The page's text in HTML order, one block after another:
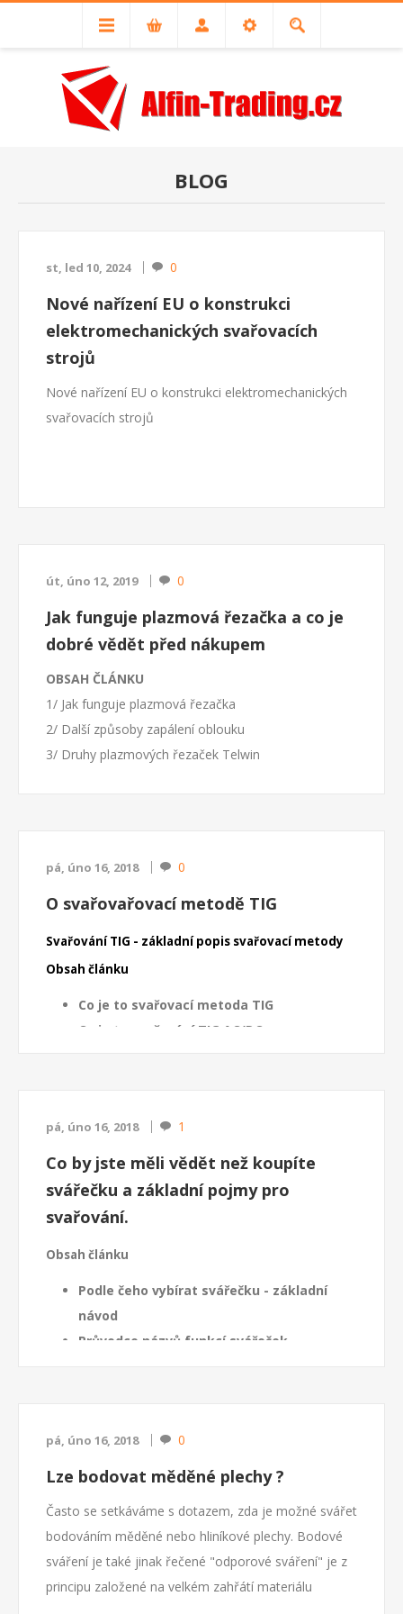
BLOG
st, led 10, 2024 0
Nové nařízení EU o konstrukci
elektromechanických svařovacích
strojů
Nové nařízení EU o konstrukci elektromechanických
svařovacích strojů
út, úno 12, 2019 0
Jak funguje plazmová řezačka a co je
dobré vědět před nákupem
OBSAH ČLÁNKU
1/ Jak funguje plazmová řezačka
2/ Další způsoby zapálení oblouku
3/ Druhy plazmových řezaček Telwin
Plazmová řezačka
pá, úno 16, 2018 0
O svařovařovací metodě TIG
Svařování TIG - základní popis svařovací metody
Obsah článku
Co je to svařovací metoda TIG
Co je to svařování TIG AC/DC
legendou
Svařovací metoda TIG
(Tungsten Inert Gass)
Svařování TIG představuje svař...
pá, úno 16, 2018 1
Co by jste měli vědět než koupíte
svářečku a základní pojmy pro
svařování.
Obsah článku
Podle čeho vybírat svářečku - základní
návod
Průvodce názvů funkcí svářeček
pro různé svařované materiály
Podle čeho vybírat svářečku - základní návod
Vážení návštěvníci našeho e-...
pá, úno 16, 2018 0
Lze bodovat měděné plechy ?
Často se setkáváme s dotazem, zda je možné svářet
bodováním měděné nebo hliníkové plechy. Bodové
sváření je také jinak řečené "odporové sváření" je z
principu založené na velkém zahřátí materiálu